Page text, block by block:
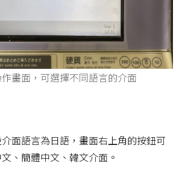
畫面，可選擇不同語言的介面
面語言為日語，畫面右上角的按鈕可
、簡體中文、韓文介面。